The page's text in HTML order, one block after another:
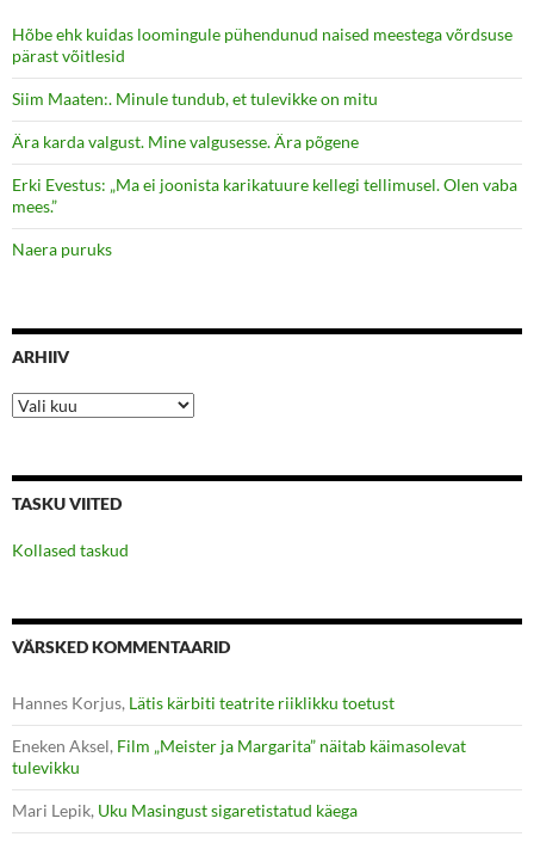
Hõbe ehk kuidas loomingule pühendunud naised meestega võrdsuse
pärast võitlesid
Siim Maaten:. Minule tundub, et tulevikke on mitu
Ära karda valgust. Mine valgusesse. Ära põgene
Erki Evestus: „Ma ei joonista karikatuure kellegi tellimusel. Olen vaba
mees.”
Naera puruks
ARHIIV
Arhiiv
TASKU VIITED
Kollased taskud
VÄRSKED KOMMENTAARID
Hannes Korjus, Lätis kärbiti teatrite riiklikku toetust
Eneken Aksel, Film „Meister ja Margarita” näitab käimasolevat
tulevikku
Mari Lepik, Uku Masingust sigaretistatud käega